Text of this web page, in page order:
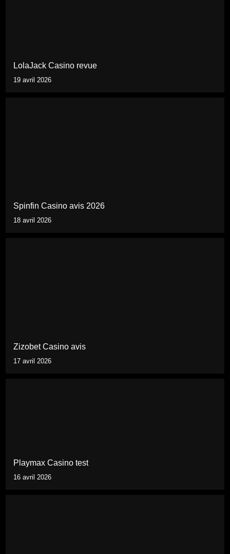
LolaJack Casino revue
19 avril 2026
Spinfin Casino avis 2026
18 avril 2026
Zizobet Casino avis
17 avril 2026
Playmax Casino test
16 avril 2026